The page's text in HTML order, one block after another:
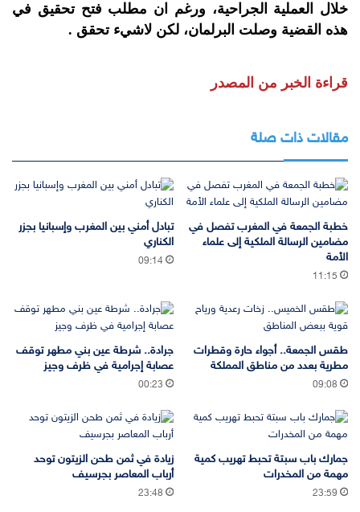
خلال العملية الجراحية، ورغم ان مطلب فتح تحقيق في
هذه القضية وصلت البرلمان، لكن لاشيء تحقق .
قراءة الخبر من المصدر
مقالات ذات صلة
خطبة الجمعة في المغرب تفصل في
مضامين الرسالة الملكية إلى علماء
الأمة
11:15
تبادل أمني بين المغرب وإسبانيا بجزر
الكناري
09:14
طقس الجمعة.. أجواء حارة وقطرات
مطرية بعدد من مناطق المملكة
09:08
جرادة.. شرطة عين بني مطهر توقف
عصابة إجرامية في ظرف وجيز
00:23
جمارك باب سبتة تحبط تهريب كمية
مهمة من المخدرات
23:59
زيادة في ثمن طحن الزيتون توحد
أرباب المعاصر بجرسيف
23:48